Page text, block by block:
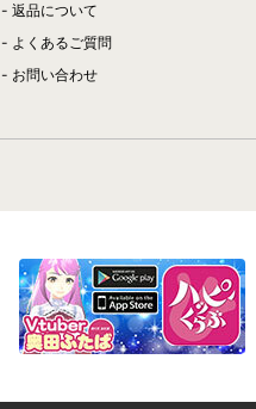
返品について
よくあるご質問
お問い合わせ